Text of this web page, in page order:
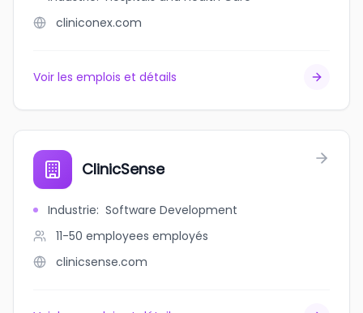
cliniconex.com
Voir les emplois et détails
ClinicSense
Industrie: Software Development
11-50 employees employés
clinicsense.com